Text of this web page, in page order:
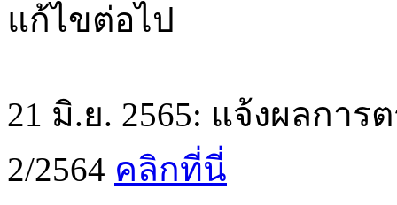
แก้ไขต่อไป
21 มิ.ย. 2565: แจ้งผลกา
2/2564 คลิกที่นี่